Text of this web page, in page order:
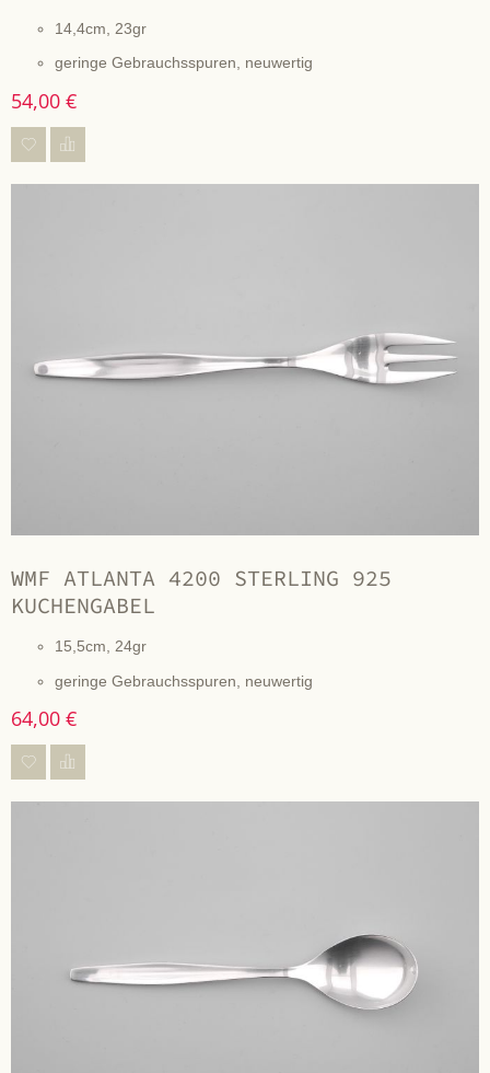
14,4cm, 23gr
geringe Gebrauchsspuren, neuwertig
54,00 €
WMF ATLANTA 4200 STERLING 925
KUCHENGABEL
15,5cm, 24gr
geringe Gebrauchsspuren, neuwertig
64,00 €